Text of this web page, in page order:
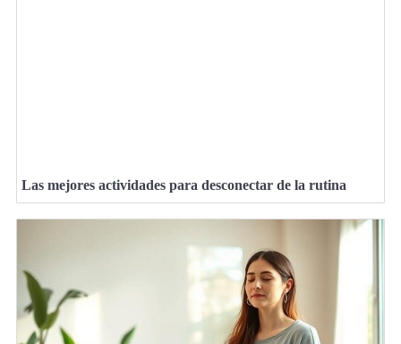
Las mejores actividades para desconectar de la rutina